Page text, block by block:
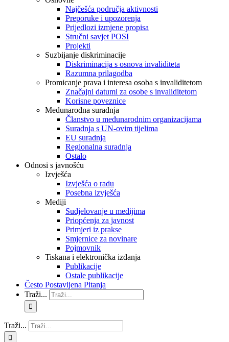
Najčešća područja aktivnosti
Preporuke i upozorenja
Prijedlozi izmjene propisa
Stručni savjet POSI
Projekti
Suzbijanje diskriminacije
Diskriminacija s osnova invaliditeta
Razumna prilagodba
Promicanje prava i interesa osoba s invaliditetom
Značajni datumi za osobe s invaliditetom
Korisne poveznice
Međunarodna suradnja
Članstvo u međunarodnim organizacijama
Suradnja s UN-ovim tijelima
EU suradnja
Regionalna suradnja
Ostalo
Odnosi s javnošću
Izvješća
Izvješća o radu
Posebna izvješća
Mediji
Sudjelovanje u medijima
Priopćenja za javnost
Primjeri iz prakse
Smjernice za novinare
Pojmovnik
Tiskana i elektronička izdanja
Publikacije
Ostale publikacije
Često Postavljena Pitanja
Traži...
Traži...